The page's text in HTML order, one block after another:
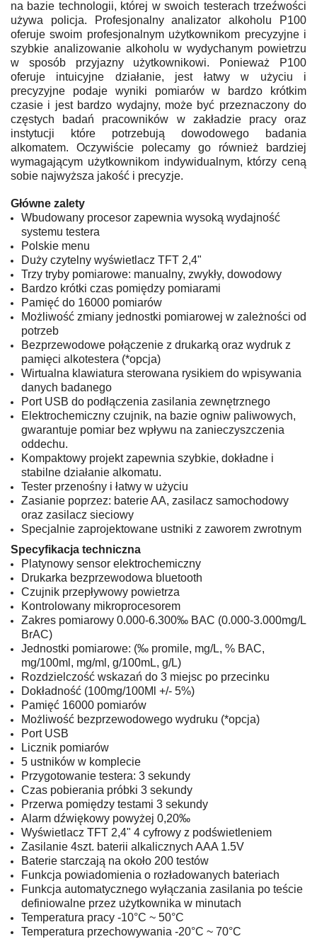
na bazie technologii, której w swoich testerach trzeźwości
używa policja. Profesjonalny analizator alkoholu P100
oferuje swoim profesjonalnym użytkownikom precyzyjne i
szybkie analizowanie alkoholu w wydychanym powietrzu
w sposób przyjazny użytkownikowi. Ponieważ P100
oferuje intuicyjne działanie, jest łatwy w użyciu i
precyzyjne podaje wyniki pomiarów w bardzo krótkim
czasie i jest bardzo wydajny, może być przeznaczony do
częstych badań pracowników w zakładzie pracy oraz
instytucji które potrzebują dowodowego badania
alkomatem. Oczywiście polecamy go również bardziej
wymagającym użytkownikom indywidualnym, którzy ceną
sobie najwyższa jakość i precyzje.
Główne zalety
Wbudowany procesor zapewnia wysoką wydajność
systemu testera
Polskie menu
Duży czytelny wyświetlacz TFT 2,4"
Trzy tryby pomiarowe: manualny, zwykły, dowodowy
Bardzo krótki czas pomiędzy pomiarami
Pamięć do 16000 pomiarów
Możliwość zmiany jednostki pomiarowej w zależności od
potrzeb
Bezprzewodowe połączenie z drukarką oraz wydruk z
pamięci alkotestera (*opcja)
Wirtualna klawiatura sterowana rysikiem do wpisywania
danych badanego
Port USB do podłączenia zasilania zewnętrznego
Elektrochemiczny czujnik, na bazie ogniw paliwowych,
gwarantuje pomiar bez wpływu na zanieczyszczenia
oddechu.
Kompaktowy projekt zapewnia szybkie, dokładne i
stabilne działanie alkomatu.
Tester przenośny i łatwy w użyciu
Zasianie poprzez: baterie AA, zasilacz samochodowy
oraz zasilacz sieciowy
Specjalnie zaprojektowane ustniki z zaworem zwrotnym
Specyfikacja techniczna
Platynowy sensor elektrochemiczny
Drukarka bezprzewodowa bluetooth
Czujnik przepływowy powietrza
Kontrolowany mikroprocesorem
Zakres pomiarowy 0.000-6.300‰ BAC (0.000-3.000mg/L
BrAC)
Jednostki pomiarowe: (‰ promile, mg/L, % BAC,
mg/100ml, mg/ml, g/100mL, g/L)
Rozdzielczość wskazań do 3 miejsc po przecinku
Dokładność (100mg/100Ml +/- 5%)
Pamięć 16000 pomiarów
Możliwość bezprzewodowego wydruku (*opcja)
Port USB
Licznik pomiarów
5 ustników w komplecie
Przygotowanie testera: 3 sekundy
Czas pobierania próbki 3 sekundy
Przerwa pomiędzy testami 3 sekundy
Alarm dźwiękowy powyżej 0,20‰
Wyświetlacz TFT 2,4" 4 cyfrowy z podświetleniem
Zasilanie 4szt. baterii alkalicznych AAA 1.5V
Baterie starczają na około 200 testów
Funkcja powiadomienia o rozładowanych bateriach
Funkcja automatycznego wyłączania zasilania po teście
definiowalne przez użytkownika w minutach
Temperatura pracy -10°C ~ 50°C
Temperatura przechowywania -20°C ~ 70°C